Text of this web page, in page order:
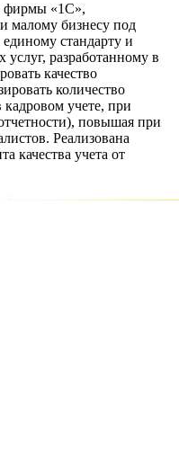
фирмы «1С»,
малому бизнесу под
стандарту и
услуг, разработанному в
качество
количество
учете, при
повышая при
Реализована
качества учета от